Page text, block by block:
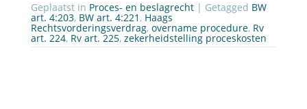
Geplaatst in Proces- en beslagrecht| Getagged BW
art. 4:203, BW art. 4:221 , Haags
Rechtsvorderingsverdrag, overname procedure, Rv
art. 224, Rv art. 225, zekerheidstelling proceskosten